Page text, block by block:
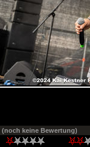
(noch keine Bewertung)